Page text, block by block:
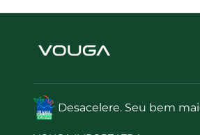
Desacelere. Seu bem